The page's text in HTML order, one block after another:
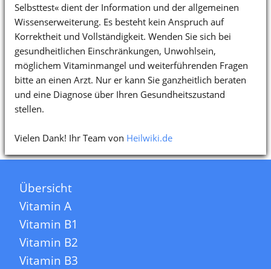
Selbsttest« dient der Information und der allgemeinen
Wissenserweiterung. Es besteht kein Anspruch auf
Korrektheit und Vollständigkeit. Wenden Sie sich bei
gesundheitlichen Einschränkungen, Unwohlsein,
möglichem Vitaminmangel und weiterführenden Fragen
bitte an einen Arzt. Nur er kann Sie ganzheitlich beraten
und eine Diagnose über Ihren Gesundheitszustand
stellen.
Vielen Dank! Ihr Team von Heilwiki.de
Übersicht
Vitamin A
Vitamin B1
Vitamin B2
Vitamin B3